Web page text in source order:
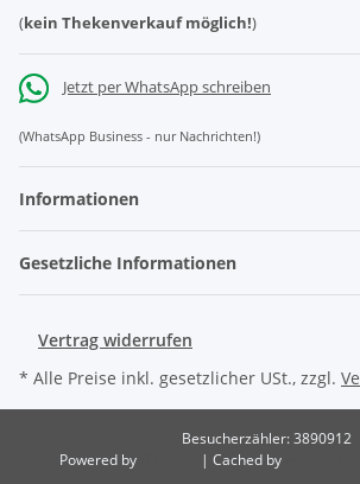
(kein Thekenverkauf möglich!)
Jetzt per WhatsApp schreiben
(WhatsApp Business - nur Nachrichten!)
Informationen
Gesetzliche Informationen
Vertrag widerrufen
* Alle Preise inkl. gesetzlicher USt., zzgl.
Besucherzähler: 3890912
Powered by
| Cached by